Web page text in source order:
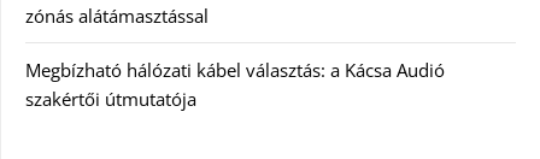
zónás alátámasztással
Megbízható hálózati kábel választás: a Kácsa Audió
szakértői útmutatója